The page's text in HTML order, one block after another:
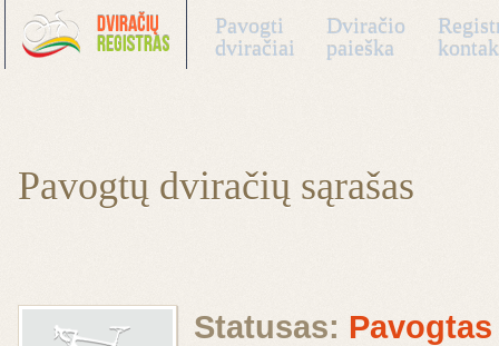
Pavogti
dviračiai
Dviračio
paieška
Pavogtų dviračių sąrašas
Statusas: Pavogtas